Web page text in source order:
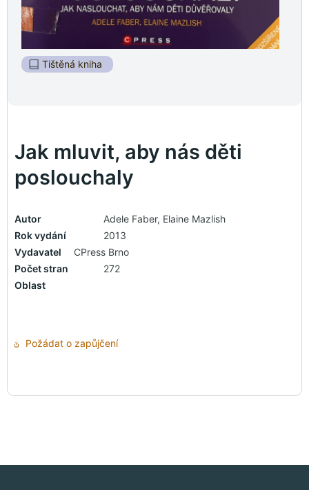
Jak mluvit, aby nás děti
poslouchaly
Autor
Adele Faber, Elaine Mazlish
Rok vydání
2013
Vydavatel
CPress Brno
Počet stran
272
Oblast
Požádat o zapůjčení
Tištěná kniha